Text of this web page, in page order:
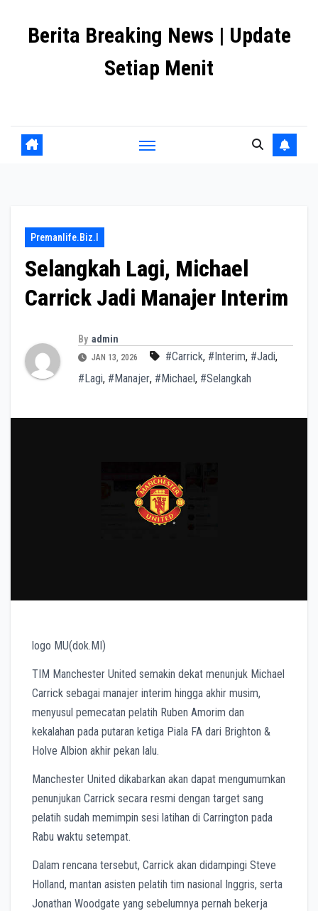
Berita Breaking News | Update
Setiap Menit
Premanlife.biz.i
Selangkah Lagi, Michael
Carrick Jadi Manajer Interim
By admin
JAN 13, 2026 #Carrick, #Interim, #Jadi,
#Lagi, #Manajer, #Michael, #Selangkah
logo MU(dok.MI)
TIM Manchester United semakin dekat menunjuk Michael
Carrick sebagai manajer interim hingga akhir musim,
menyusul pemecatan pelatih Ruben Amorim dan
kekalahan pada putaran ketiga Piala FA dari Brighton &
Holve Albion akhir pekan lalu.
Manchester United dikabarkan akan dapat mengumumkan
penunjukan Carrick secara resmi dengan target sang
pelatih sudah memimpin sesi latihan di Carrington pada
Rabu waktu setempat.
Dalam rencana tersebut, Carrick akan didampingi Steve
Holland, mantan asisten pelatih tim nasional Inggris, serta
Jonathan Woodgate yang sebelumnya pernah bekerja